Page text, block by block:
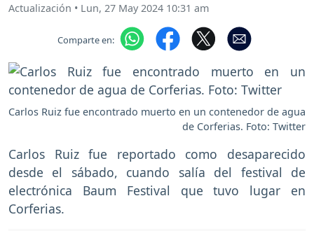
Actualización • Lun, 27 May 2024 10:31 am
Comparte en:
Carlos Ruiz fue encontrado muerto en un contenedor de agua
de Corferias. Foto: Twitter
Carlos Ruiz fue reportado como desaparecido
desde el sábado, cuando salía del festival de
electrónica Baum Festival que tuvo lugar en
Corferias.